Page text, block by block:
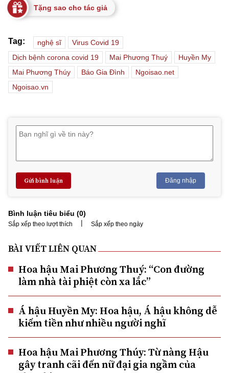
Tặng sao cho tác giả
Tag: nghệ sĩ
Virus Covid 19
Dịch bệnh corona covid 19
Mai Phương Thuý
Huyền My
Mai Phương Thúy
Báo Gia Đình
Ngoisao.net
Ngoisao.vn
Gửi bình luận Đăng nhập
Bình luận tiêu biểu (0)
Sắp xếp theo lượt thích | Sắp xếp theo ngày
BÀI VIẾT LIÊN QUAN
Hoa hậu Mai Phương Thuý: “Con đường
làm nhà tài phiệt còn xa lắc”
Á hậu Huyền My: Hoa hậu, Á hậu không dễ
kiếm tiền như nhiều người nghĩ
Hoa hậu Mai Phương Thúy: Từ nàng Hậu
gây tranh cãi đến nữ đại gia ngầm của